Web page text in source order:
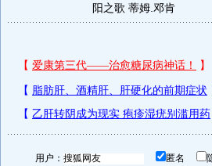
阳之歌 蒂姆.邓肯
用户： 匿名